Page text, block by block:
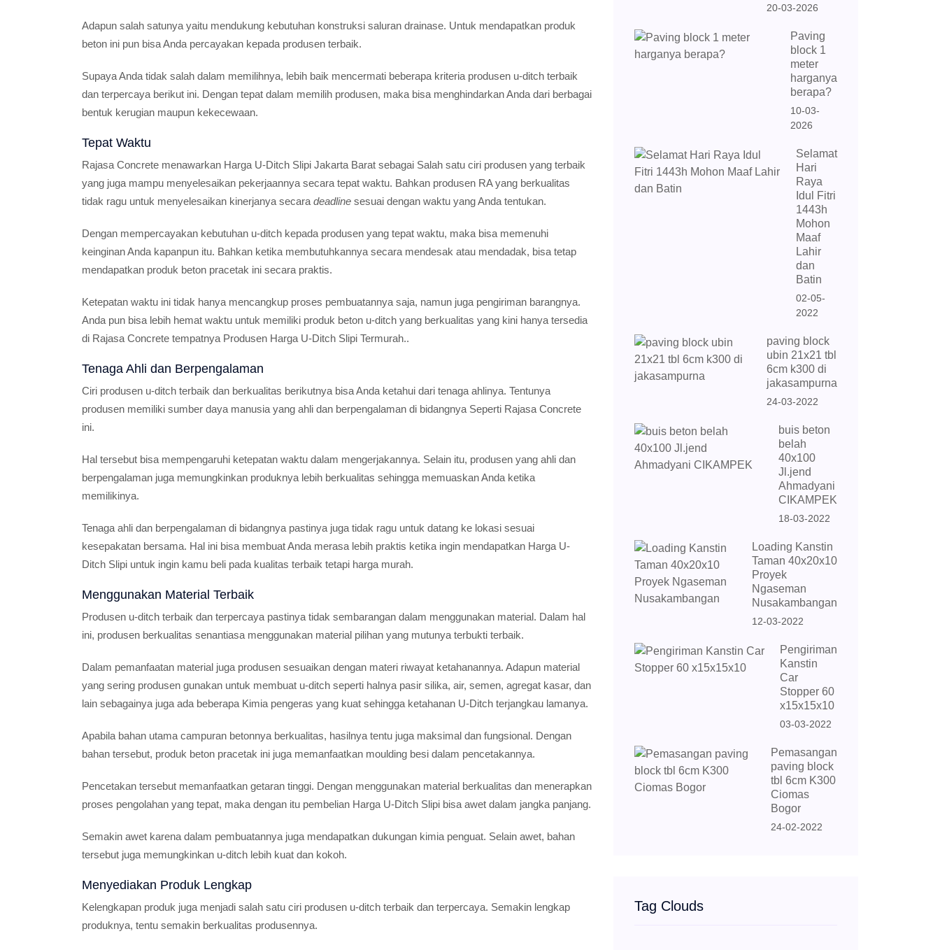
Adapun salah satunya yaitu mendukung kebutuhan konstruksi saluran drainase. Untuk mendapatkan produk
beton ini pun bisa Anda percayakan kepada produsen terbaik.
Supaya Anda tidak salah dalam memilihnya, lebih baik mencermati beberapa kriteria produsen u-ditch terbaik
dan terpercaya berikut ini. Dengan tepat dalam memilih produsen, maka bisa menghindarkan Anda dari berbagai
bentuk kerugian maupun kekecewaan.
Tepat Waktu
Rajasa Concrete menawarkan Harga U-Ditch Slipi Jakarta Barat sebagai Salah satu ciri produsen yang terbaik
yang juga mampu menyelesaikan pekerjaannya secara tepat waktu. Bahkan produsen RA yang berkualitas
tidak ragu untuk menyelesaikan kinerjanya secara deadline sesuai dengan waktu yang Anda tentukan.
Dengan mempercayakan kebutuhan u-ditch kepada produsen yang tepat waktu, maka bisa memenuhi
keinginan Anda kapanpun itu. Bahkan ketika membutuhkannya secara mendesak atau mendadak, bisa tetap
mendapatkan produk beton pracetak ini secara praktis.
Ketepatan waktu ini tidak hanya mencangkup proses pembuatannya saja, namun juga pengiriman barangnya.
Anda pun bisa lebih hemat waktu untuk memiliki produk beton u-ditch yang berkualitas yang kini hanya tersedia
di Rajasa Concrete tempatnya Produsen Harga U-Ditch Slipi Termurah..
Tenaga Ahli dan Berpengalaman
Ciri produsen u-ditch terbaik dan berkualitas berikutnya bisa Anda ketahui dari tenaga ahlinya. Tentunya
produsen memiliki sumber daya manusia yang ahli dan berpengalaman di bidangnya Seperti Rajasa Concrete
ini.
Hal tersebut bisa mempengaruhi ketepatan waktu dalam mengerjakannya. Selain itu, produsen yang ahli dan
berpengalaman juga memungkinkan produknya lebih berkualitas sehingga memuaskan Anda ketika
memilikinya.
Tenaga ahli dan berpengalaman di bidangnya pastinya juga tidak ragu untuk datang ke lokasi sesuai
kesepakatan bersama. Hal ini bisa membuat Anda merasa lebih praktis ketika ingin mendapatkan Harga U-
Ditch Slipi untuk ingin kamu beli pada kualitas terbaik tetapi harga murah.
Menggunakan Material Terbaik
Produsen u-ditch terbaik dan terpercaya pastinya tidak sembarangan dalam menggunakan material. Dalam hal
ini, produsen berkualitas senantiasa menggunakan material pilihan yang mutunya terbukti terbaik.
Dalam pemanfaatan material juga produsen sesuaikan dengan materi riwayat ketahanannya. Adapun material
yang sering produsen gunakan untuk membuat u-ditch seperti halnya pasir silika, air, semen, agregat kasar, dan
lain sebagainya juga ada beberapa Kimia pengeras yang kuat sehingga ketahanan U-Ditch terjangkau lamanya.
Apabila bahan utama campuran betonnya berkualitas, hasilnya tentu juga maksimal dan fungsional. Dengan
bahan tersebut, produk beton pracetak ini juga memanfaatkan moulding besi dalam pencetakannya.
Pencetakan tersebut memanfaatkan getaran tinggi. Dengan menggunakan material berkualitas dan menerapkan
proses pengolahan yang tepat, maka dengan itu pembelian Harga U-Ditch Slipi bisa awet dalam jangka panjang.
Semakin awet karena dalam pembuatannya juga mendapatkan dukungan kimia penguat. Selain awet, bahan
tersebut juga memungkinkan u-ditch lebih kuat dan kokoh.
Menyediakan Produk Lengkap
Kelengkapan produk juga menjadi salah satu ciri produsen u-ditch terbaik dan terpercaya. Semakin lengkap
produknya, tentu semakin berkualitas produsennya.
20-03-2026
Paving
block 1
meter
harganya
berapa?
10-03-
2026
Selamat
Hari
Raya
Idul Fitri
1443h
Mohon
Maaf
Lahir
dan
Batin
02-05-
2022
paving block
ubin 21x21 tbl
6cm k300 di
jakasampurna
24-03-2022
buis beton
belah
40x100
Jl.jend
Ahmadyani
CIKAMPEK
18-03-2022
Loading Kanstin
Taman 40x20x10
Proyek
Ngaseman
Nusakambangan
12-03-2022
Pengiriman
Kanstin
Car
Stopper 60
x15x15x10
03-03-2022
Pemasangan
paving block
tbl 6cm K300
Ciomas
Bogor
24-02-2022
Tag Clouds